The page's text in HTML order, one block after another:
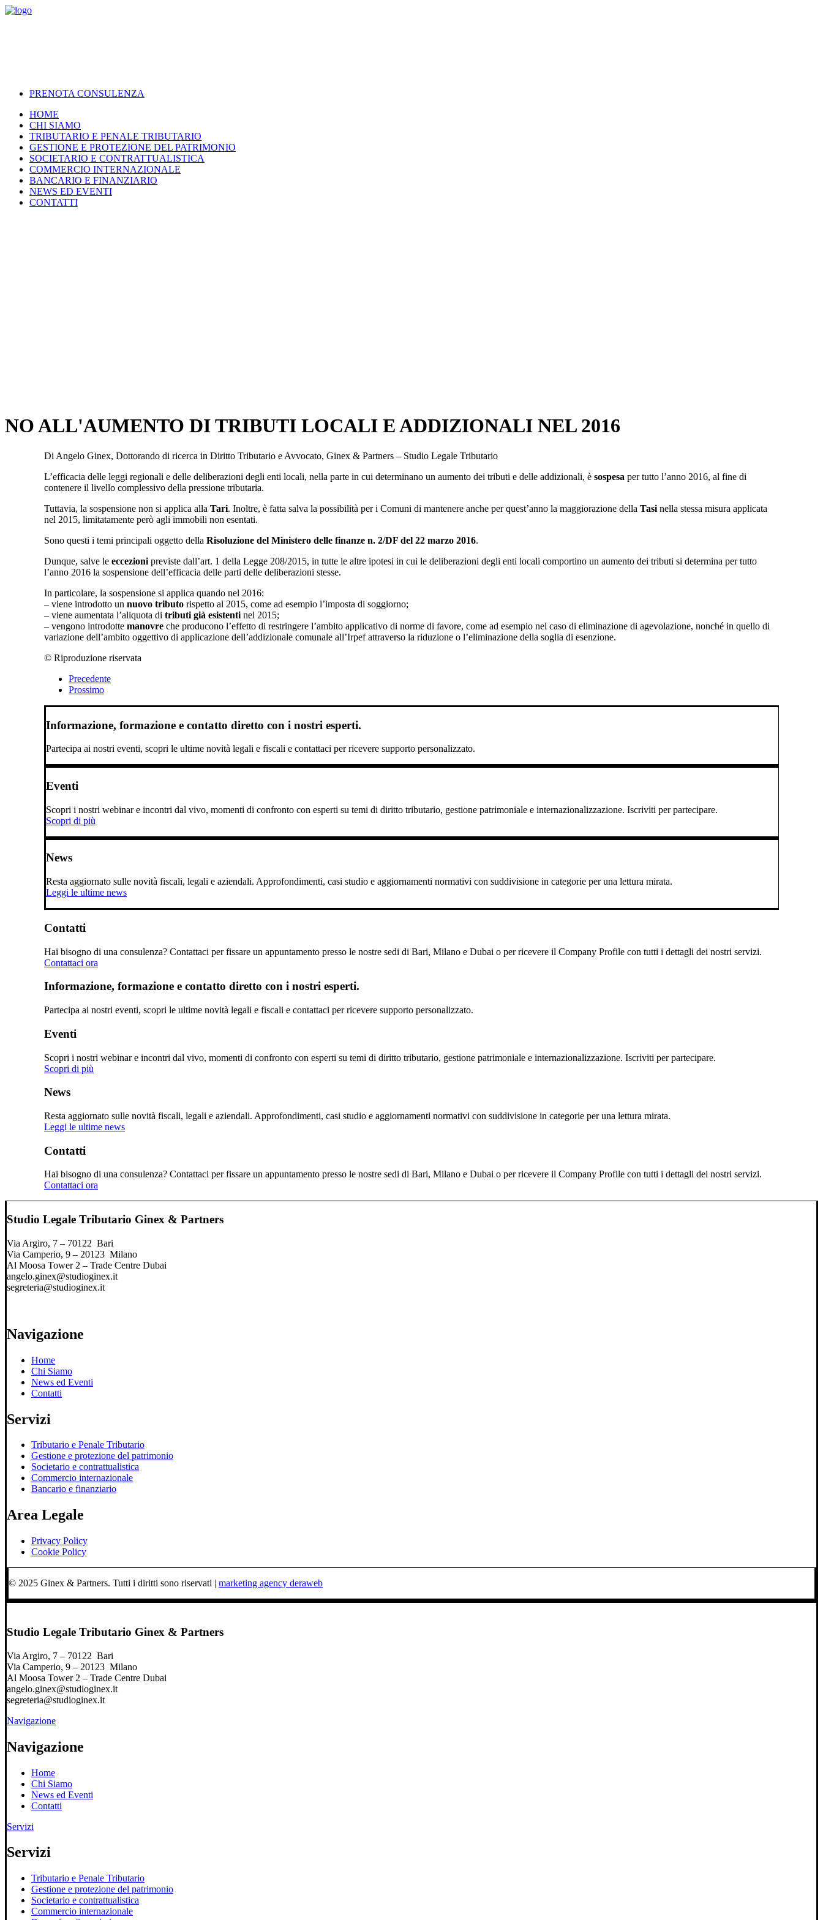
PRENOTA CONSULENZA
HOME
CHI SIAMO
TRIBUTARIO E PENALE TRIBUTARIO
GESTIONE E PROTEZIONE DEL PATRIMONIO
SOCIETARIO E CONTRATTUALISTICA
COMMERCIO INTERNAZIONALE
BANCARIO E FINANZIARIO
NEWS ED EVENTI
CONTATTI
NO ALL'AUMENTO DI TRIBUTI LOCALI E ADDIZIONALI NEL 2016
Di Angelo Ginex, Dottorando di ricerca in Diritto Tributario e Avvocato, Ginex & Partners – Studio Legale Tributario
L’efficacia delle leggi regionali e delle deliberazioni degli enti locali, nella parte in cui determinano un aumento dei tributi e delle addizionali, è sospesa per tutto l’anno 2016, al fine di
contenere il livello complessivo della pressione tributaria.
Tuttavia, la sospensione non si applica alla Tari. Inoltre, è fatta salva la possibilità per i Comuni di mantenere anche per quest’anno la maggiorazione della Tasi nella stessa misura applicata
nel 2015, limitatamente però agli immobili non esentati.
Sono questi i temi principali oggetto della Risoluzione del Ministero delle finanze n. 2/DF del 22 marzo 2016.
Dunque, salve le eccezioni previste dall’art. 1 della Legge 208/2015, in tutte le altre ipotesi in cui le deliberazioni degli enti locali comportino un aumento dei tributi si determina per tutto
l’anno 2016 la sospensione dell’efficacia delle parti delle deliberazioni stesse.
In particolare, la sospensione si applica quando nel 2016:
– viene introdotto un nuovo tributo rispetto al 2015, come ad esempio l’imposta di soggiorno;
– viene aumentata l’aliquota di tributi già esistenti nel 2015;
– vengono introdotte manovre che producono l’effetto di restringere l’ambito applicativo di norme di favore, come ad esempio nel caso di eliminazione di agevolazione, nonché in quello di
variazione dell’ambito oggettivo di applicazione dell’addizionale comunale all’Irpef attraverso la riduzione o l’eliminazione della soglia di esenzione.
© Riproduzione riservata
Precedente
Prossimo
Informazione, formazione e contatto diretto con i nostri esperti.
Partecipa ai nostri eventi, scopri le ultime novità legali e fiscali e contattaci per ricevere supporto personalizzato.
Eventi
Scopri i nostri webinar e incontri dal vivo, momenti di confronto con esperti su temi di diritto tributario, gestione patrimoniale e internazionalizzazione. Iscriviti per partecipare.
Scopri di più
News
Resta aggiornato sulle novità fiscali, legali e aziendali. Approfondimenti, casi studio e aggiornamenti normativi con suddivisione in categorie per una lettura mirata.
Leggi le ultime news
Contatti
Hai bisogno di una consulenza? Contattaci per fissare un appuntamento presso le nostre sedi di Bari, Milano e Dubai o per ricevere il Company Profile con tutti i dettagli dei nostri servizi.
Contattaci ora
Informazione, formazione e contatto diretto con i nostri esperti.
Partecipa ai nostri eventi, scopri le ultime novità legali e fiscali e contattaci per ricevere supporto personalizzato.
Eventi
Scopri i nostri webinar e incontri dal vivo, momenti di confronto con esperti su temi di diritto tributario, gestione patrimoniale e internazionalizzazione. Iscriviti per partecipare.
Scopri di più
News
Resta aggiornato sulle novità fiscali, legali e aziendali. Approfondimenti, casi studio e aggiornamenti normativi con suddivisione in categorie per una lettura mirata.
Leggi le ultime news
Contatti
Hai bisogno di una consulenza? Contattaci per fissare un appuntamento presso le nostre sedi di Bari, Milano e Dubai o per ricevere il Company Profile con tutti i dettagli dei nostri servizi.
Contattaci ora
Studio Legale Tributario Ginex & Partners
Via Argiro, 7 – 70122 Bari
Via Camperio, 9 – 20123 Milano
Al Moosa Tower 2 – Trade Centre Dubai
angelo.ginex@studioginex.it
segreteria@studioginex.it
Navigazione
Home
Chi Siamo
News ed Eventi
Contatti
Servizi
Tributario e Penale Tributario
Gestione e protezione del patrimonio
Societario e contrattualistica
Commercio internazionale
Bancario e finanziario
Area Legale
Privacy Policy
Cookie Policy
© 2025 Ginex & Partners. Tutti i diritti sono riservati | marketing agency deraweb
Studio Legale Tributario Ginex & Partners
Via Argiro, 7 – 70122 Bari
Via Camperio, 9 – 20123 Milano
Al Moosa Tower 2 – Trade Centre Dubai
angelo.ginex@studioginex.it
segreteria@studioginex.it
Navigazione
Navigazione
Home
Chi Siamo
News ed Eventi
Contatti
Servizi
Servizi
Tributario e Penale Tributario
Gestione e protezione del patrimonio
Societario e contrattualistica
Commercio internazionale